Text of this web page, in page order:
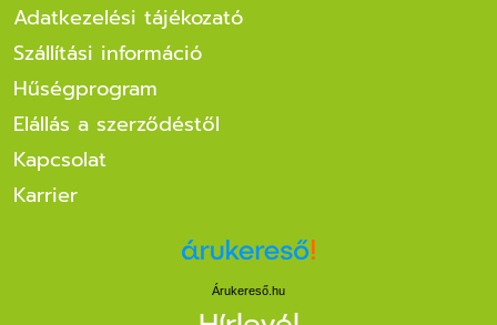
Adatkezelési tájékozató
Szállítási információ
Hűségprogram
Elállás a szerződéstől
Kapcsolat
Karrier
Árukereső.hu